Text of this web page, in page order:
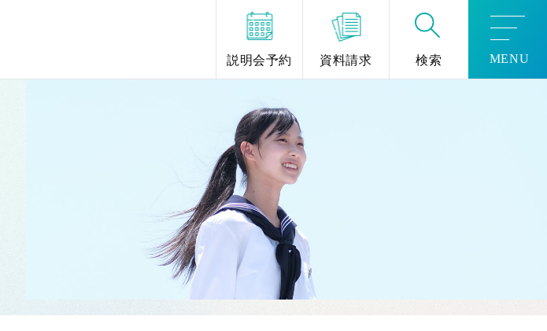
説明会予約 資料請求 検索 MENU